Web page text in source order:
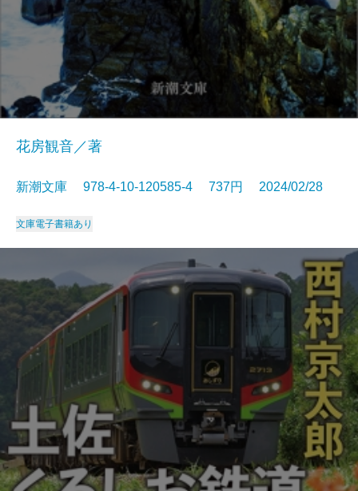
花房観音／著
新潮文庫 978-4-10-120585-4 737円 2024/02/28
文庫電子書籍あり